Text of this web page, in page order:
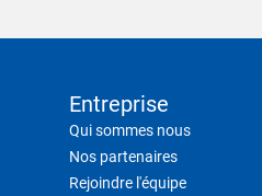
Entreprise
Qui sommes nous
Nos partenaires
Rejoindre l'équipe